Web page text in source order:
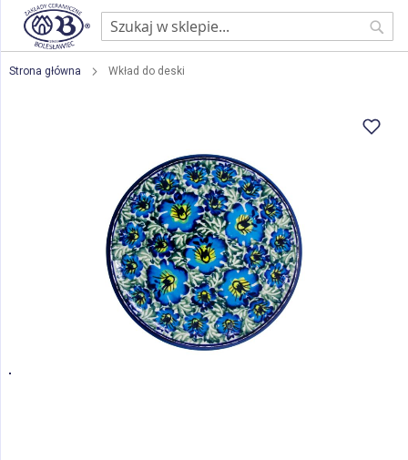
Strona główna Wkład do deski